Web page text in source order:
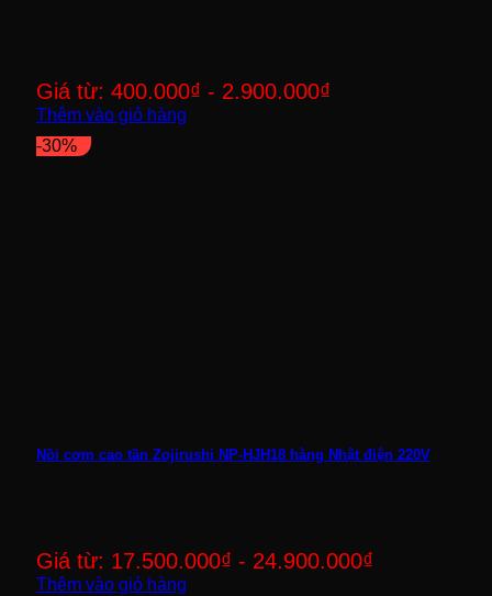
Giá từ: 400.000₫ - 2.900.000₫
Thêm vào giỏ hàng
-30%
Nồi cơm cao tần Zojirushi NP-HJH18 hàng Nhật điện 220V
Giá từ: 17.500.000₫ - 24.900.000₫
Thêm vào giỏ hàng